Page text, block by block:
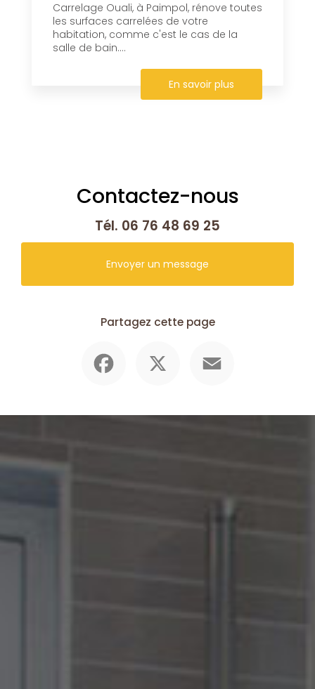
Carrelage Ouali, à Paimpol, rénove toutes
les surfaces carrelées de votre
habitation, comme c'est le cas de la
salle de bain....
En savoir plus
Contactez-nous
Tél. 06 76 48 69 25
Envoyer un message
Partagez cette page